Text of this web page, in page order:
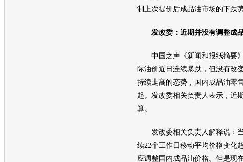
制上次提价后成品油市场的下跌势
发改委：近期并没有调整成
中国之声《新闻和报纸摘要》
际油价近日连续暴跌，但没有改
持续走高的态势，国内成品油零
起。发改委相关负责人表示，近
算。
发改委相关负责人解释说：
续22个工作日移动平均价格变化
应调整国内成品油价格。但是现